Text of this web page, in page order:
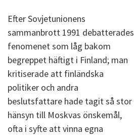
Efter Sovjetunionens
sammanbrott 1991 debatterades
fenomenet som låg bakom
begreppet häftigt i Finland; man
kritiserade att finländska
politiker och andra
beslutsfattare hade tagit så stor
hänsyn till Moskvas önskemål,
ofta i syfte att vinna egna